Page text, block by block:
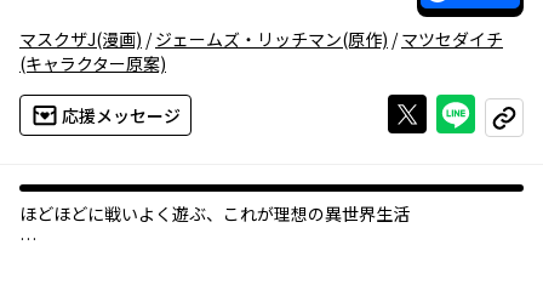
マスクザJ(漫画) /ジェームズ・リッチマン(原作) /マツセダイチ
(キャラクター原案)
応援メッセージ Xで投稿する
ライン
コピー
ほどほどに戦いよく遊ぶ、これが理想の異世界生活